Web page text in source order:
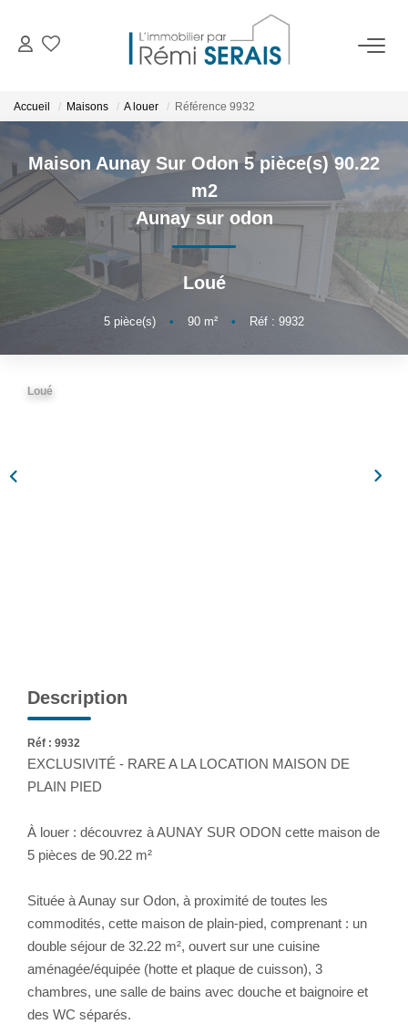
VENDRE
BIENS VENDUS
Gestion
Accueil Maisons A louer Référence 9932
Maison Aunay Sur Odon 5 pièce(s) 90.22
m2
Aunay sur odon
Loué
5 pièce(s) • 90 m² • Réf : 9932
Loué
Description
Réf : 9932
EXCLUSIVITÉ - RARE A LA LOCATION MAISON DE
PLAIN PIED
À louer : découvrez à AUNAY SUR ODON cette maison de
5 pièces de 90.22 m²
Située à Aunay sur Odon, à proximité de toutes les
commodités, cette maison de plain-pied, comprenant : un
double séjour de 32.22 m², ouvert sur une cuisine
aménagée/équipée (hotte et plaque de cuisson), 3
chambres, une salle de bains avec douche et baignoire et
des WC séparés.